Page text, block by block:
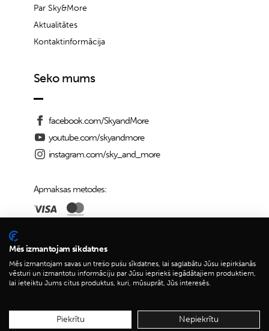
Par Sky&More
Aktualitātes
Kontaktinformācija
Seko mums
facebook.com/SkyandMore
youtube.com/skyandmore
instagram.com/sky_and_more
Apmaksas metodes:
Piegādes iespējas:
Mēs izmantojam sīkdatnes
Mēs izmantojam savas un trešo pušu sīkdatnes, lai saglabātu Jūsu iepirkšanās
vēsturi un izmantotu informāciju par Jūsu iepriekš iegādātajiem produktiem,
lai ieteiktu Jums citus produktus, kuri, mūsuprāt, Jūs interesēs.
Piekrītu Nepiekrītu